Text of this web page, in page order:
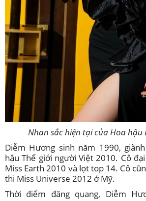
Nhan sắc hiện tại của Hoa hậu
Diễm Hương sinh năm 1990,
hậu Thế giới người Việt 2010. Cô
Miss Earth 2010 và lọt top 14. Cô
thi Miss Universe 2012 ở Mỹ.
Thời điểm đăng quang, Diễm